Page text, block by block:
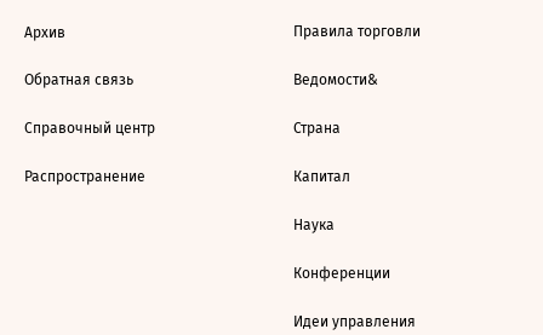
Архив
Обратная связь
Справочный центр
Распространение
Правила торговли
Ведомости&
Страна
Капитал
Наука
Конференции
Идеи управления